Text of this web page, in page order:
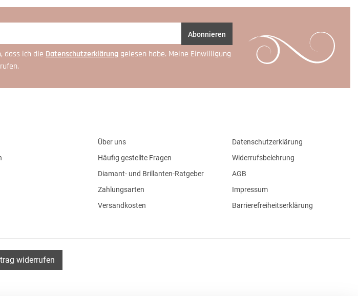
Abonnieren
dass ich die Daten­schutz­erklärung gelesen habe. Meine Einwilligung
Über uns
Häufig gestellte Fragen
Diamant- und Brillanten-Ratgeber
Zahlungsarten
Versandkosten
Datenschutzerklärung
Widerrufsbelehrung
AGB
Impressum
Barrierefreiheitserklärung
widerrufen